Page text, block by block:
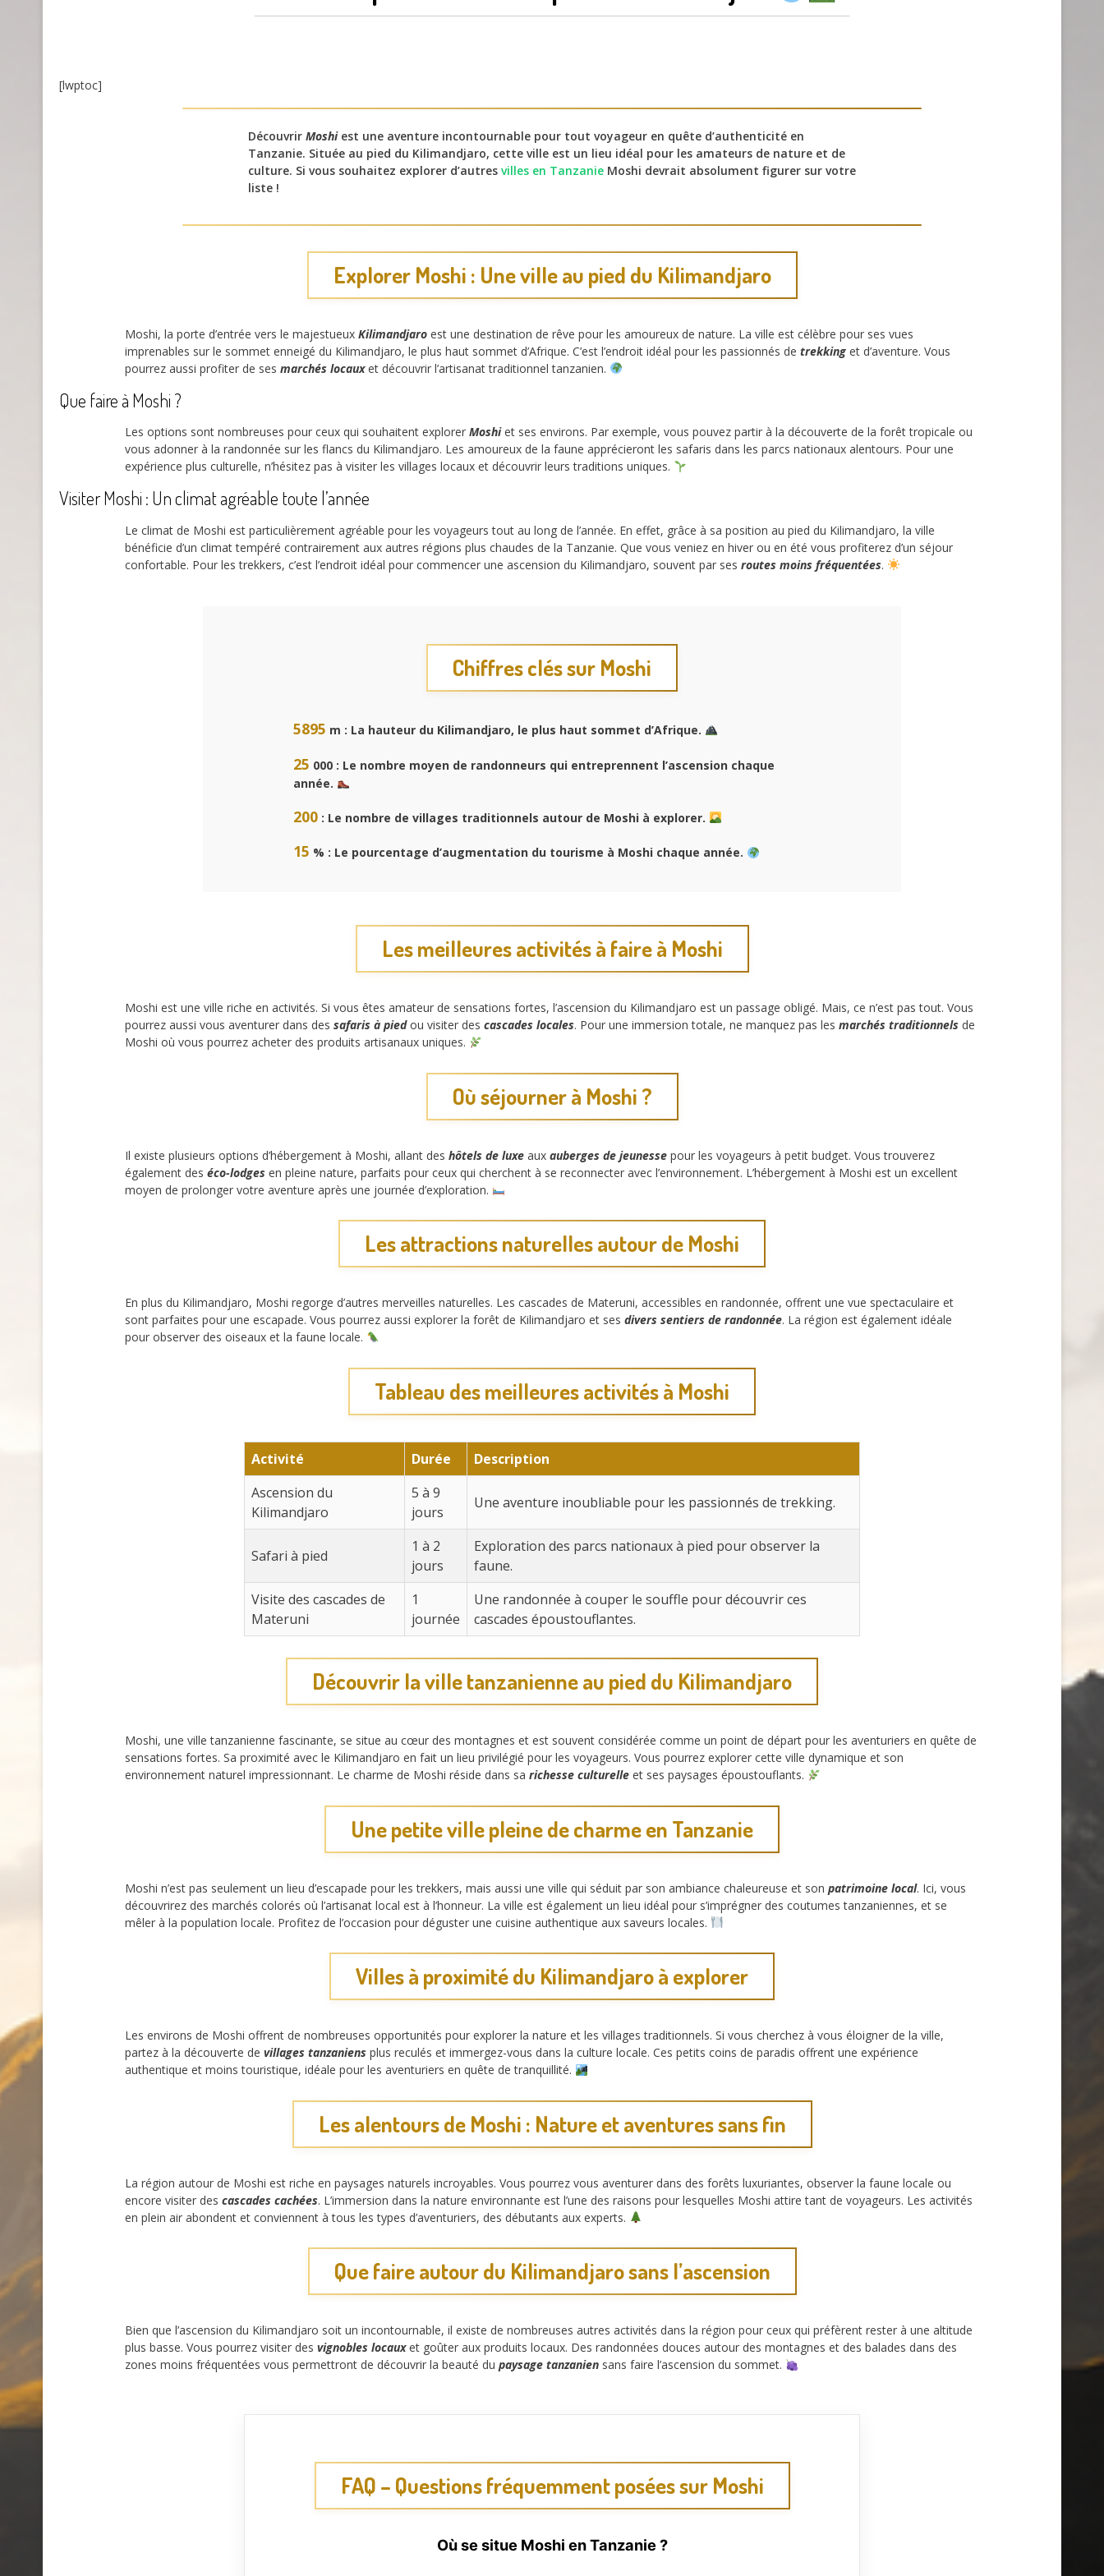
[lwptoc]
Découvrir Moshiest une aventure incontournable pour tout voyageur en quête d’authenticité en
Tanzanie. Située au pied du Kilimandjaro, cette ville est un lieu idéal pour les amateurs de nature et de
culture. Si vous souhaitez explorer d’autres villes en Tanzanie Moshi devrait absolument figurer sur votre
liste !
Explorer Moshi : Une ville au pied du Kilimandjaro
Moshi, la porte d’entrée vers le majestueux Kilimandjaro est une destination de rêve pour les amoureux de nature. La ville est célèbre pour ses vues
imprenables sur le sommet enneigé du Kilimandjaro, le plus haut sommet d’Afrique. C’est l’endroit idéal pour les passionnés de trekking et d’aventure. Vous
pourrez aussi profiter de ses marchés locauxet découvrir l’artisanat traditionnel tanzanien.
Que faire à Moshi ?
Les options sont nombreuses pour ceux qui souhaitent explorer Moshiet ses environs. Par exemple, vous pouvez partir à la découverte de la forêt tropicale ou
vous adonner à la randonnée sur les flancs du Kilimandjaro. Les amoureux de la faune apprécieront les safaris dans les parcs nationaux alentours. Pour une
expérience plus culturelle, n’hésitez pas à visiter les villages locaux et découvrir leurs traditions uniques.
Visiter Moshi : Un climat agréable toute l’année
Le climat de Moshi est particulièrement agréable pour les voyageurs tout au long de l’année. En effet, grâce à sa position au pied du Kilimandjaro, la ville
bénéficie d’un climat tempéré contrairement aux autres régions plus chaudes de la Tanzanie. Que vous veniez en hiver ou en été vous profiterez d’un séjour
confortable. Pour les trekkers, c’est l’endroit idéal pour commencer une ascension du Kilimandjaro, souvent par ses routes moins fréquentées.
Chiffres clés sur Moshi
5895 m : La hauteur du Kilimandjaro, le plus haut sommet d’Afrique.
25 000 : Le nombre moyen de randonneurs qui entreprennent l’ascension chaque
année.
200 : Le nombre de villages traditionnels autour de Moshi à explorer.
15 % : Le pourcentage d’augmentation du tourisme à Moshi chaque année.
Les meilleures activités à faire à Moshi
Moshi est une ville riche en activités. Si vous êtes amateur de sensations fortes, l’ascension du Kilimandjaro est un passage obligé. Mais, ce n’est pas tout. Vous
pourrez aussi vous aventurer dans des safaris à piedou visiter des cascades locales. Pour une immersion totale, ne manquez pas les marchés traditionnels de
Moshi où vous pourrez acheter des produits artisanaux uniques.
Où séjourner à Moshi ?
Il existe plusieurs options d’hébergement à Moshi, allant des hôtels de luxe aux auberges de jeunesse pour les voyageurs à petit budget. Vous trouverez
également des éco-lodges en pleine nature, parfaits pour ceux qui cherchent à se reconnecter avec l’environnement. L’hébergement à Moshi est un excellent
moyen de prolonger votre aventure après une journée d’exploration.
Les attractions naturelles autour de Moshi
En plus du Kilimandjaro, Moshi regorge d’autres merveilles naturelles. Les cascades de Materuni, accessibles en randonnée, offrent une vue spectaculaire et
sont parfaites pour une escapade. Vous pourrez aussi explorer la forêt de Kilimandjaro et ses divers sentiers de randonnée. La région est également idéale
pour observer des oiseaux et la faune locale.
Tableau des meilleures activités à Moshi
Activité Durée
Description
Ascension du
Kilimandjaro
5 à 9
jours
Une aventure inoubliable pour les passionnés de trekking.
Safari à pied
1 à 2
jours
Exploration des parcs nationaux à pied pour observer la
faune.
Visite des cascades de
Materuni
1
journée
Une randonnée à couper le souffle pour découvrir ces
cascades époustouflantes.
Découvrir la ville tanzanienne au pied du Kilimandjaro
Moshi, une ville tanzanienne fascinante, se situe au cœur des montagnes et est souvent considérée comme un point de départ pour les aventuriers en quête de
sensations fortes. Sa proximité avec le Kilimandjaro en fait un lieu privilégié pour les voyageurs. Vous pourrez explorer cette ville dynamique et son
environnement naturel impressionnant. Le charme de Moshi réside dans sa richesse culturelle et ses paysages époustouflants.
Une petite ville pleine de charme en Tanzanie
Moshi n’est pas seulement un lieu d’escapade pour les trekkers, mais aussi une ville qui séduit par son ambiance chaleureuse et son patrimoine local. Ici, vous
découvrirez des marchés colorés où l’artisanat local est à l’honneur. La ville est également un lieu idéal pour s’imprégner des coutumes tanzaniennes, et se
mêler à la population locale. Profitez de l’occasion pour déguster une cuisine authentique aux saveurs locales.
Villes à proximité du Kilimandjaro à explorer
Les environs de Moshi offrent de nombreuses opportunités pour explorer la nature et les villages traditionnels. Si vous cherchez à vous éloigner de la ville,
partez à la découverte de villages tanzaniens plus reculés et immergez-vous dans la culture locale. Ces petits coins de paradis offrent une expérience
authentique et moins touristique, idéale pour les aventuriers en quête de tranquillité.
Les alentours de Moshi : Nature et aventures sans fin
La région autour de Moshi est riche en paysages naturels incroyables. Vous pourrez vous aventurer dans des forêts luxuriantes, observer la faune locale ou
encore visiter des cascades cachées. L’immersion dans la nature environnante est l’une des raisons pour lesquelles Moshi attire tant de voyageurs. Les activités
en plein air abondent et conviennent à tous les types d’aventuriers, des débutants aux experts.
Que faire autour du Kilimandjaro sans l’ascension
Bien que l’ascension du Kilimandjaro soit un incontournable, il existe de nombreuses autres activités dans la région pour ceux qui préfèrent rester à une altitude
plus basse. Vous pourrez visiter des vignobles locauxet goûter aux produits locaux. Des randonnées douces autour des montagnes et des balades dans des
zones moins fréquentées vous permettront de découvrir la beauté du paysage tanzanien sans faire l’ascension du sommet.
FAQ – Questions fréquemment posées sur Moshi
Où se situe Moshi en Tanzanie ?